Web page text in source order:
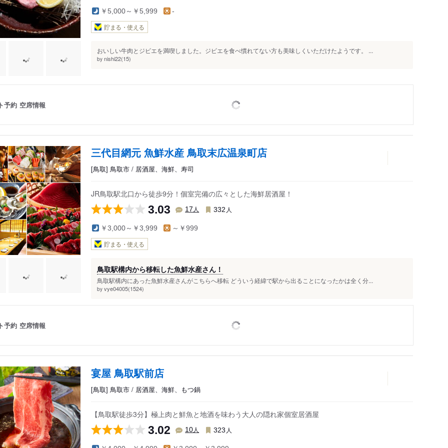
￥5,000～￥5,999 -
貯まる・使える
おいしい牛肉とジビエを満喫しました。ジビエを食べ慣れてない方も美味しくいただけたようです。 ...
by nishi22(15)
予約 空席情報
三代目網元 魚鮮水産 鳥取末広温泉町店
[鳥取] 鳥取市 / 居酒屋、海鮮、寿司
JR鳥取駅北口から徒歩9分！個室完備の広々とした海鮮居酒屋！
3.03 17 人 332 人
￥3,000～￥3,999 ～￥999
貯まる・使える
鳥取駅構内から移転した魚鮮水産さん！
鳥取駅構内にあった魚鮮水産さんがこちらへ移転 どういう経緯で駅から出ることになったかは全く分...
by vye04005(1524)
予約 空席情報
宴屋 鳥取駅前店
[鳥取] 鳥取市 / 居酒屋、海鮮、もつ鍋
【鳥取駅徒歩3分】極上肉と鮮魚と地酒を味わう大人の隠れ家個室居酒屋
3.02 10人 323 人